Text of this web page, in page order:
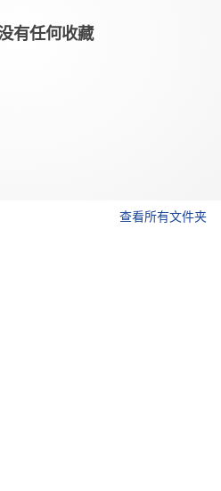
有任何收藏
查看所有文件夹